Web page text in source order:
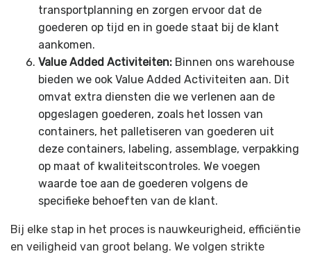
transportplanning en zorgen ervoor dat de
goederen op tijd en in goede staat bij de klant
aankomen.
Value Added Activiteiten: Binnen ons warehouse
bieden we ook Value Added Activiteiten aan. Dit
omvat extra diensten die we verlenen aan de
opgeslagen goederen, zoals het lossen van
containers, het palletiseren van goederen uit
deze containers, labeling, assemblage, verpakking
op maat of kwaliteitscontroles. We voegen
waarde toe aan de goederen volgens de
specifieke behoeften van de klant.
Bij elke stap in het proces is nauwkeurigheid, efficiëntie
en veiligheid van groot belang. We volgen strikte